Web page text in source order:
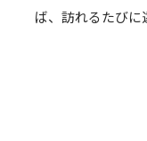
ば、訪れるたびに